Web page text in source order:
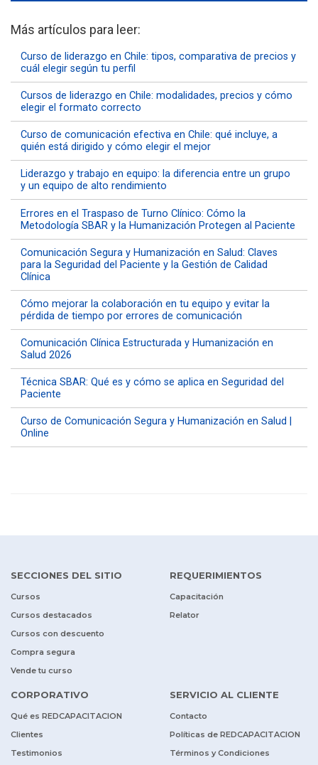
Más artículos para leer:
Curso de liderazgo en Chile: tipos, comparativa de precios y
cuál elegir según tu perfil
Cursos de liderazgo en Chile: modalidades, precios y cómo
elegir el formato correcto
Curso de comunicación efectiva en Chile: qué incluye, a
quién está dirigido y cómo elegir el mejor
Liderazgo y trabajo en equipo: la diferencia entre un grupo
y un equipo de alto rendimiento
Errores en el Traspaso de Turno Clínico: Cómo la
Metodología SBAR y la Humanización Protegen al Paciente
Comunicación Segura y Humanización en Salud: Claves
para la Seguridad del Paciente y la Gestión de Calidad
Clínica
Cómo mejorar la colaboración en tu equipo y evitar la
pérdida de tiempo por errores de comunicación
Comunicación Clínica Estructurada y Humanización en
Salud 2026
Técnica SBAR: Qué es y cómo se aplica en Seguridad del
Paciente
Curso de Comunicación Segura y Humanización en Salud |
Online
SECCIONES DEL SITIO
Cursos
Cursos destacados
Cursos con descuento
Compra segura
Vende tu curso
REQUERIMIENTOS
Capacitación
Relator
CORPORATIVO
Qué es REDCAPACITACION
Clientes
Testimonios
SERVICIO AL CLIENTE
Contacto
Políticas de REDCAPACITACION
Términos y Condiciones